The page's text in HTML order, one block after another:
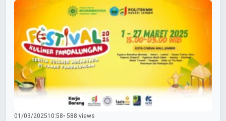
01/03/202510:58• 588 views